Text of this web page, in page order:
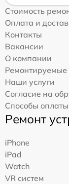
Стоимость
Оплата и
Контакты
Вакансии
О компании
Ремонтируемые
Наши услуги
Согласие на
Способы оплаты
Ремонт
iPhone
iPad
Watch
VR систем